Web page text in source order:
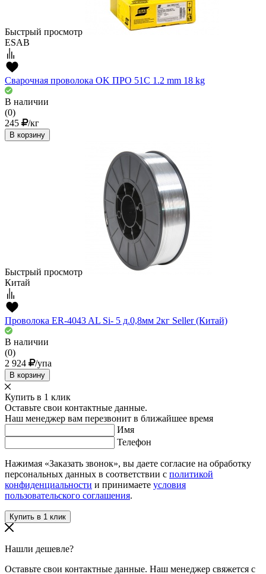
Быстрый просмотр
ESAB
Сварочная проволока OK ПРО 51С 1.2 mm 18 kg
В наличии
(0)
245
/кг
В корзину
Быстрый просмотр
Китай
Проволока ER-4043 AL Si- 5 д.0,8мм 2кг Seller (Китай)
В наличии
(0)
2 924
/упа
В корзину
Купить в 1 клик
Оставьте свои контактные данные.
Наш менеджер вам перезвонит в ближайшее время
Имя
Телефон
Нажимая «Заказать звонок», вы даете согласие на обработку
персональных данных в соответствии с политикой
конфиденциальности и принимаете условия
пользовательского соглашения.
Нашли дешевле?
Оставьте свои контактные данные. Наш менеджер свяжется с